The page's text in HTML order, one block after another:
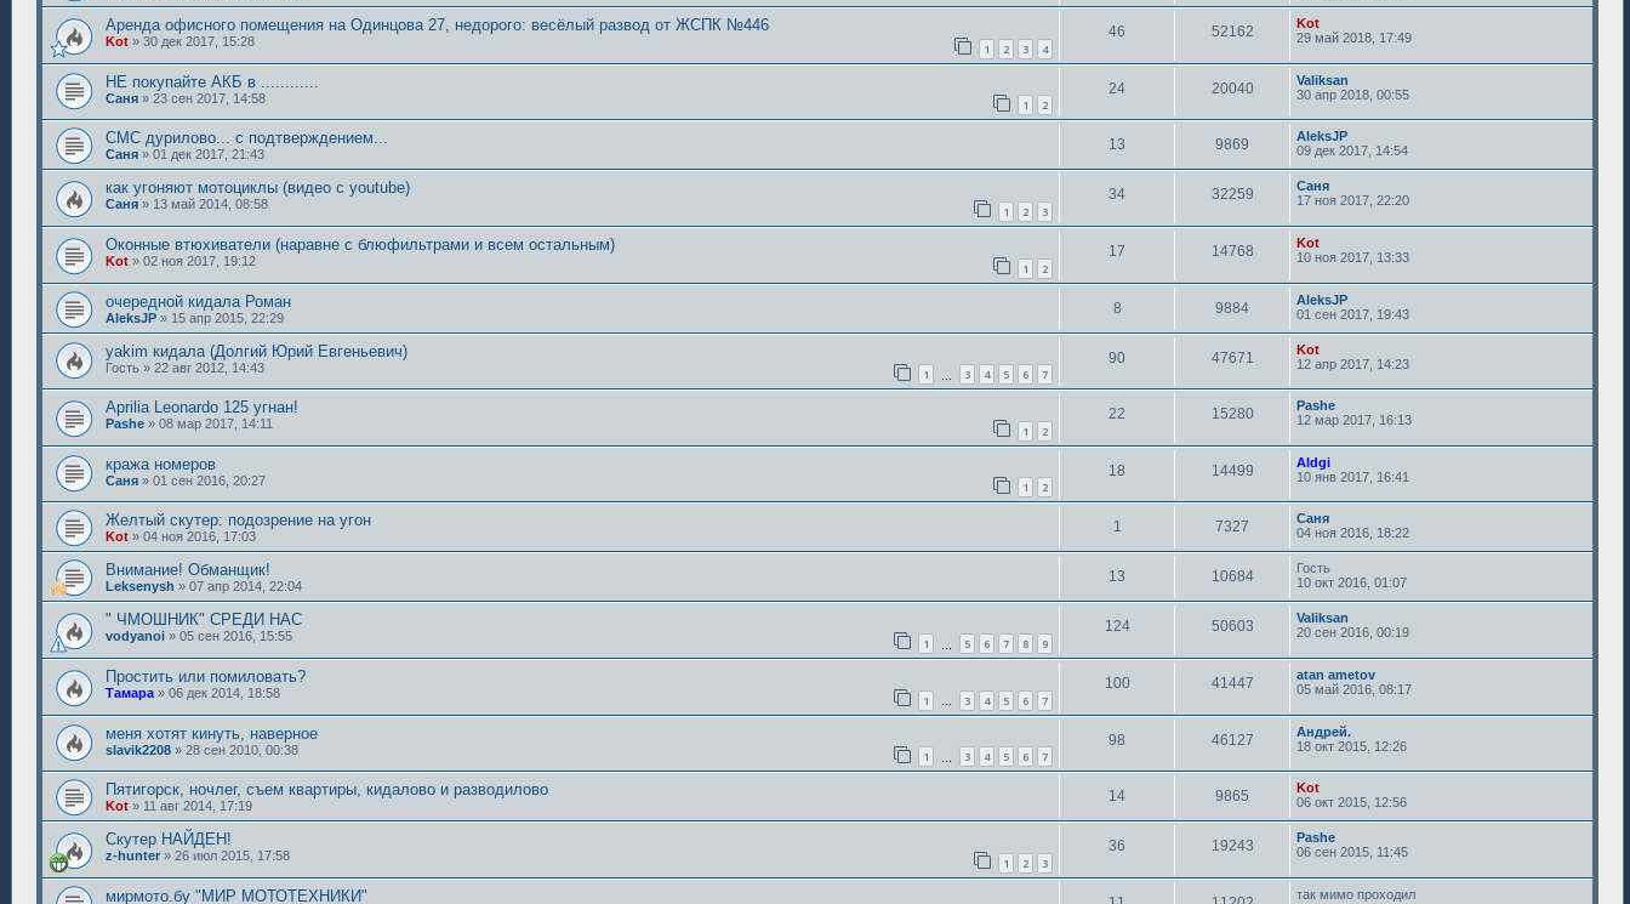
Аренда офисного помещения на Одинцова 27, недорого: весёлый развод от ЖСПК №446
Kot » 30 дек 2017, 15:28 1 2 3 4
46 52162
Kot
29 май 2018, 17:49
НЕ покупайте АКБ в ............
Саня » 23 сен 2017, 14:58 1 2
24 20040
Valiksan
30 апр 2018, 00:55
СМС дурилово... с подтверждением...
Саня » 01 дек 2017, 21:43
13 9869
AleksJP
09 дек 2017, 14:54
как угоняют мотоциклы (видео с youtube)
Саня » 13 май 2014, 08:58 1 2 3
34 32259
Саня
17 ноя 2017, 22:20
Оконные втюхиватели (наравне с блюфильтрами и всем остальным)
Kot » 02 ноя 2017, 19:12 1 2
17 14768
Kot
10 ноя 2017, 13:33
очередной кидала Роман
AleksJP » 15 апр 2015, 22:29
8 9884
AleksJP
01 сен 2017, 19:43
yakim кидала (Долгий Юрий Евгеньевич)
Гость » 22 авг 2012, 14:43 1 3 4 5 6 7
90 47671
Kot
12 апр 2017, 14:23
Aprilia Leonardo 125 угнан!
Pashe » 08 мар 2017, 14:11 1 2
22 15280
Pashe
12 мар 2017, 16:13
кража номеров
Саня » 01 сен 2016, 20:27 1 2
18 14499
Aldgi
10 янв 2017, 16:41
Желтый скутер: подозрение на угон
Kot » 04 ноя 2016, 17:03
1 7327
Саня
04 ноя 2016, 18:22
Внимание! Обманщик!
Leksenysh » 07 апр 2014, 22:04
13 10684
Гость
10 окт 2016, 01:07
" ЧМОШНИК" СРЕДИ НАС
vodyanoi » 05 сен 2016, 15:55 1 5 6 7 8 9
124 50603
Valiksan
20 сен 2016, 00:19
Простить или помиловать?
Тамара » 06 дек 2014, 18:58 1 … 3 4 5 6 7
100 41447
atan ametov
05 май 2016, 08:17
меня хотят кинуть, наверное
slavik2208 » 28 сен 2010, 00:38 1 3 4 5 6 7
98 46127
Андрей.
18 окт 2015, 12:26
Пятигорск, ночлег, съем квартиры, кидалово и разводилово
Kot » 11 авг 2014, 17:19
14 9865
Kot
06 окт 2015, 12:56
Скутер НАЙДЕН!
z-hunter » 26 июл 2015, 17:58 1 2 3
36 19243
Pashe
06 сен 2015, 11:45
мирмото.бу "МИР МОТОТЕХНИКИ"
так мимо проходил